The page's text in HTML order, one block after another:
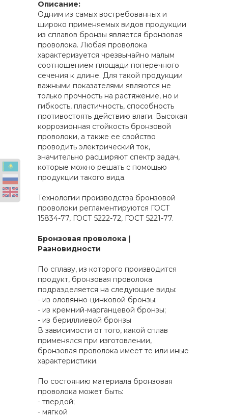
Описание:
Одним из самых востребованных и
широко применяемых видов продукции
из сплавов бронзы является бронзовая
проволока. Любая проволока
характеризуется чрезвычайно малым
соотношением площади поперечного
сечения к длине. Для такой продукции
важными показателями являются не
только прочность на растяжение, но и
гибкость, пластичность, способность
противостоять действию влаги. Высокая
коррозионная стойкость бронзовой
проволоки, а также ее свойство
проводить электрический ток,
значительно расширяют спектр задач,
которые можно решать с помощью
продукции такого вида.
Технологии производства бронзовой
проволоки регламентируются ГОСТ
15834-77, ГОСТ 5222-72, ГОСТ 5221-77.
Бронзовая проволока |
Разновидности
По сплаву, из которого производится
продукт, бронзовая проволока
подразделяется на следующие виды:
- из оловянно-цинковой бронзы;
- из кремний-марганцевой бронзы;
- из бериллиевой бронзы
В зависимости от того, какой сплав
применялся при изготовлении,
бронзовая проволока имеет те или иные
характеристики.
По состоянию материала бронзовая
проволока может быть:
- твердой;
- мягкой